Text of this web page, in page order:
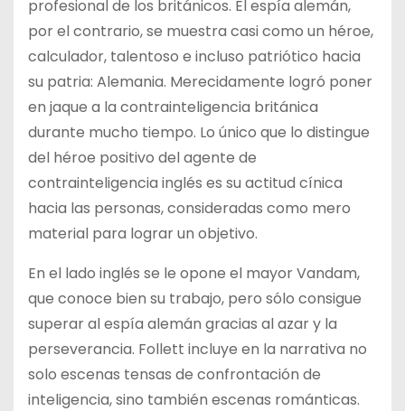
profesional de los británicos. El espía alemán,
por el contrario, se muestra casi como un héroe,
calculador, talentoso e incluso patriótico hacia
su patria: Alemania. Merecidamente logró poner
en jaque a la contrainteligencia británica
durante mucho tiempo. Lo único que lo distingue
del héroe positivo del agente de
contrainteligencia inglés es su actitud cínica
hacia las personas, consideradas como mero
material para lograr un objetivo.
En el lado inglés se le opone el mayor Vandam,
que conoce bien su trabajo, pero sólo consigue
superar al espía alemán gracias al azar y la
perseverancia. Follett incluye en la narrativa no
solo escenas tensas de confrontación de
inteligencia, sino también escenas románticas.